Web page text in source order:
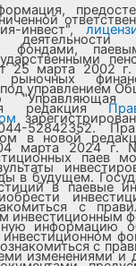
инвест",
фондами,
25 марта 2002 г.
рыночных
управлением
редакция
в новой
марта 2024 г.
паев
в будущем.
в паевые
с
инвестиционным
информацию
с
изменениями и